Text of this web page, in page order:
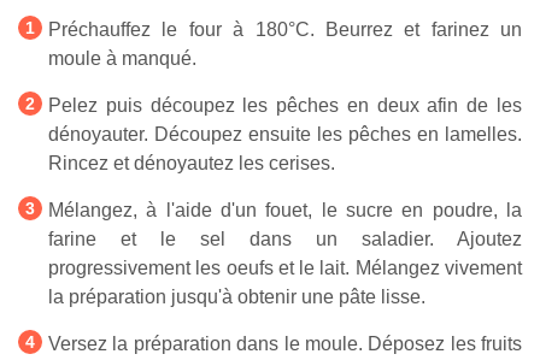
Préchauffez le four à 180°C. Beurrez et farinez un
moule à manqué.
Pelez puis découpez les pêches en deux afin de les
dénoyauter. Découpez ensuite les pêches en lamelles.
Rincez et dénoyautez les cerises.
Mélangez, à l'aide d'un fouet, le sucre en poudre, la
farine et le sel dans un saladier. Ajoutez
progressivement les oeufs et le lait. Mélangez vivement
la préparation jusqu'à obtenir une pâte lisse.
Versez la préparation dans le moule. Déposez les fruits